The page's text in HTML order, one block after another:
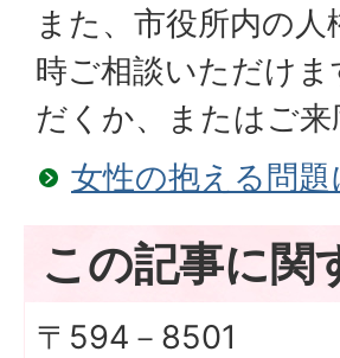
また、市役所内の
時ご相談いただけ
だくか、またはご来
女性の抱える問
この記事に関
〒594－8501